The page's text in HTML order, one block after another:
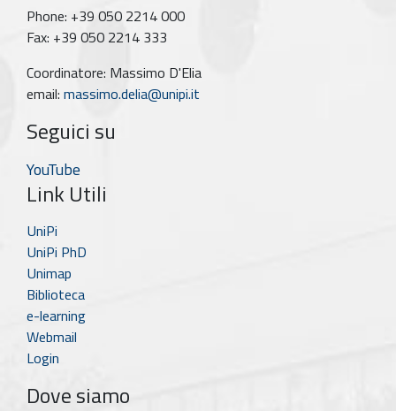
Phone: +39 050 2214 000
Fax: +39 050 2214 333
Coordinatore: Massimo D'Elia
email: massimo.delia@unipi.it
Seguici su
YouTube
Link Utili
UniPi
UniPi PhD
Unimap
Biblioteca
e-learning
Webmail
Login
Dove siamo